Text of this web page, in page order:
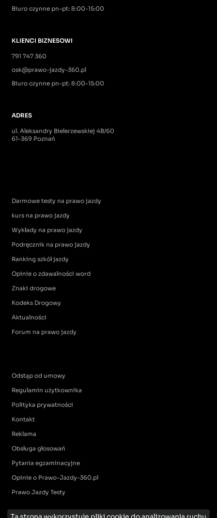
Biuro czynne pn-pt: 8:00-15:00
KLIENCI BIZNESOWI
791 747 360
osk@prawo-jazdy-360.pl
Biuro czynne pn-pt: 8:00-15:00
ADRES
ul. Aleksandry Bielerzewskiej 4B/60
61-369 Poznań
Darmowe testy na prawo jazdy
kurs na prawo jazdy
Wykłady na prawo jazdy
Podręcznik na prawo jazdy
Ranking szkół jazdy
Opinie o zdawalności word
Znaki drogowe
Kodeks Drogowy
Aktualności
Forum na prawo jazdy
Odstąp od umowy
Regulamin użytkownika
Polityka prywatności
Kontakt
Reklama
Obsługa głosowań
Pytania egzaminacyjne
Opinie o Prawo-Jazdy-360.pl
Prawo Jazdy Testy